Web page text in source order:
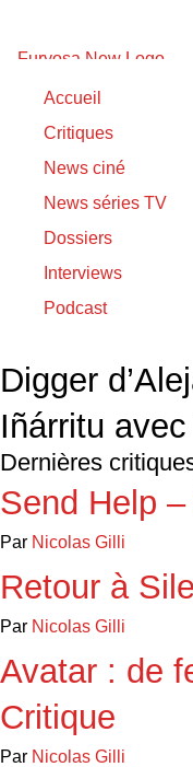
Accueil
Critiques
News ciné
News séries TV
Dossiers
Interviews
Podcast
Podcast :
Sang-ho
Premiers
pour Bad
Takashi Miike
Bande-
Digger
Iñárritu
Dernières
Send Help
Par Nicolas Gilli
Retour à
Par Nicolas Gilli
Avatar : de
Critique
Par Nicolas Gilli